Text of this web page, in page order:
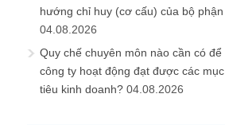
hướng chỉ huy (cơ cấu) của bộ phận
04.08.2026
Quy chế chuyên môn nào cần có để
công ty hoạt động đạt được các mục
tiêu kinh doanh? 04.08.2026